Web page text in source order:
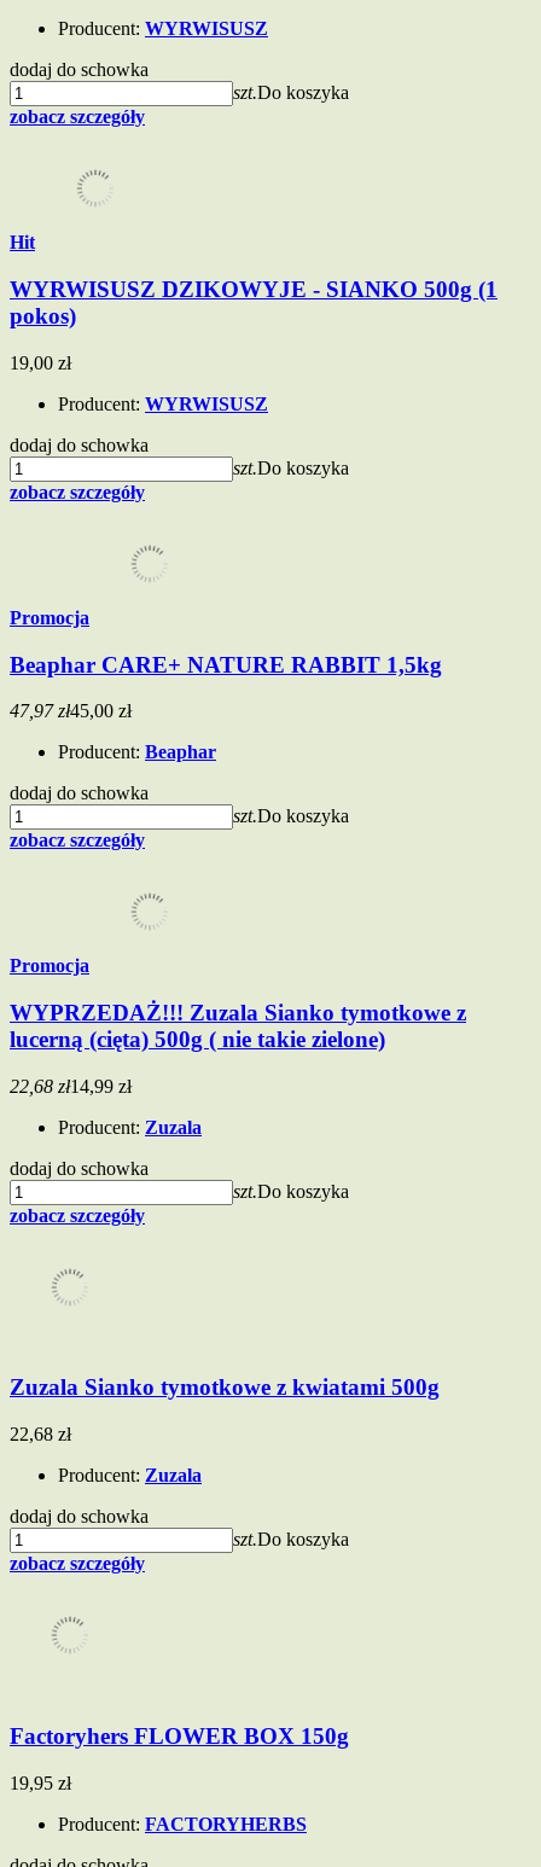
Producent: WYRWISUSZ
dodaj do schowka
szt.Do koszyka
zobacz szczegóły
Hit
WYRWISUSZ DZIKOWYJE - SIANKO 500g (1
pokos)
19,00 zł
Producent: WYRWISUSZ
dodaj do schowka
szt.Do koszyka
zobacz szczegóły
Promocja
Beaphar CARE+ NATURE RABBIT 1,5kg
47,97 zł45,00 zł
Producent: Beaphar
dodaj do schowka
szt.Do koszyka
zobacz szczegóły
Promocja
WYPRZEDAŻ!!! Zuzala Sianko tymotkowe z
lucerną (cięta) 500g ( nie takie zielone)
22,68 zł14,99 zł
Producent: Zuzala
dodaj do schowka
szt.Do koszyka
zobacz szczegóły
Zuzala Sianko tymotkowe z kwiatami 500g
22,68 zł
Producent: Zuzala
dodaj do schowka
szt.Do koszyka
zobacz szczegóły
Factoryhers FLOWER BOX 150g
19,95 zł
Producent: FACTORYHERBS